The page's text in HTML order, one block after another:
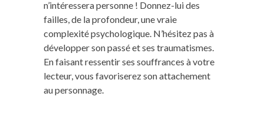
n’intéressera personne ! Donnez-lui des
failles, de la profondeur, une vraie
complexité psychologique. N’hésitez pas à
développer son passé et ses traumatismes.
En faisant ressentir ses souffrances à votre
lecteur, vous favoriserez son attachement
au personnage.